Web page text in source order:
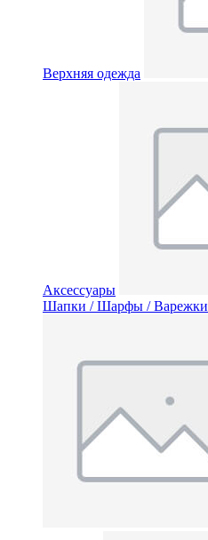
Верхняя одежда
Аксессуары
Шапки / Шарфы / Варежки